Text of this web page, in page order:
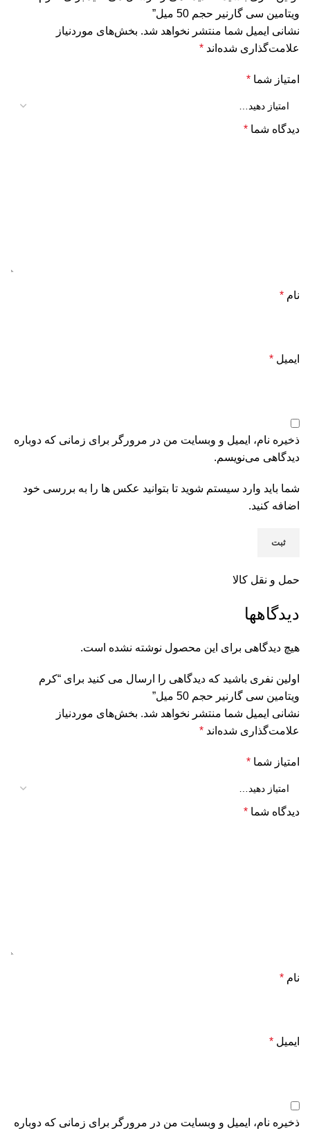
ویتامین سی گارنیر حجم 50 میل”
نشانی ایمیل شما منتشر نخواهد شد. بخش‌های موردنیاز
علامت‌گذاری شده‌اند *
امتیاز شما *
دیدگاه شما *
نام *
ایمیل *
ذخیره نام، ایمیل و وبسایت من در مرورگر برای زمانی که دوباره
دیدگاهی می‌نویسم.
شما باید وارد سیستم شوید تا بتوانید عکس ها را به بررسی خود
اضافه کنید.
حمل و نقل کالا
دیدگاهها
هیچ دیدگاهی برای این محصول نوشته نشده است.
اولین نفری باشید که دیدگاهی را ارسال می کنید برای “کرم
ویتامین سی گارنیر حجم 50 میل”
نشانی ایمیل شما منتشر نخواهد شد. بخش‌های موردنیاز
علامت‌گذاری شده‌اند *
امتیاز شما *
دیدگاه شما *
نام *
ایمیل *
ذخیره نام، ایمیل و وبسایت من در مرورگر برای زمانی که دوباره